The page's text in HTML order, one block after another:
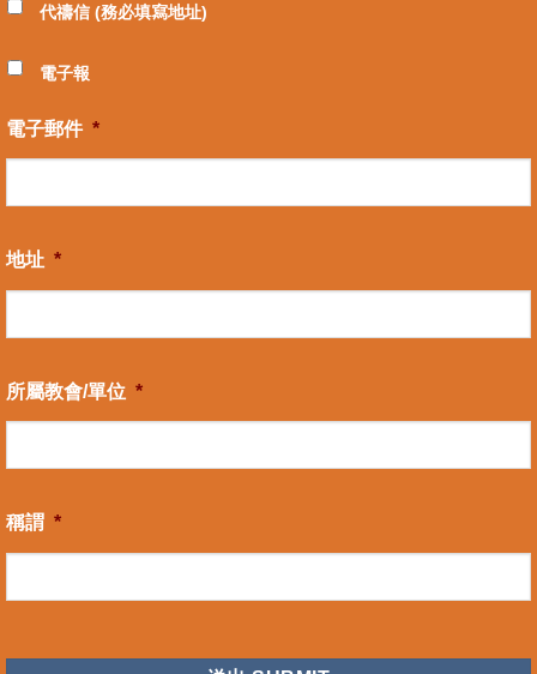
代禱信 (務必填寫地址)
電子報
電子郵件 *
地址 *
所屬教會/單位 *
稱謂 *